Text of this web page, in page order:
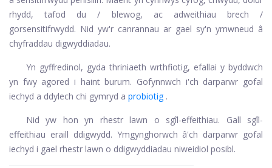
rhydd, tafod du / blewog, ac adweithiau brech /
gorsensitifrwydd. Nid yw'r canrannau ar gael sy'n ymwneud â
chyfraddau digwyddiadau.
Yn gyffredinol, gyda thriniaeth wrthfiotig, efallai y byddwch
yn fwy agored i haint burum. Gofynnwch i'ch darparwr gofal
iechyd a ddylech chi gymryd a probiotig.
Nid yw hon yn rhestr lawn o sgîl-effeithiau. Gall sgîl-
effeithiau eraill ddigwydd. Ymgynghorwch â'ch darparwr gofal
iechyd i gael rhestr lawn o ddigwyddiadau niweidiol posibl.